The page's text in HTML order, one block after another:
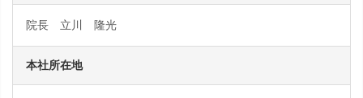
院長 立川 隆光
本社所在地